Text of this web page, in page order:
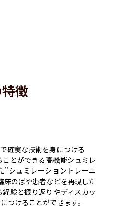
徴
確実な技術を身につける
とができる高機能シュミレ
”シュミレーショントレーニ
床のばや患者などを再現した
験と振り返りやディスカッ
つけることができます。